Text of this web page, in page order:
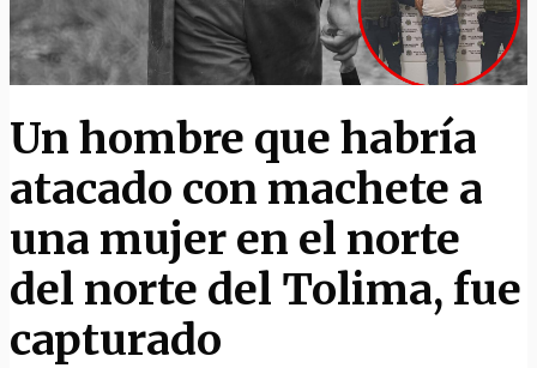
Un hombre que habría
atacado con machete a
una mujer en el norte
del norte del Tolima, fue
capturado